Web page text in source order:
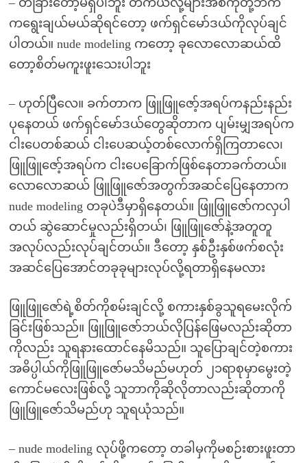
– တခြားတော့မရှိပါဘူး တကယ်လို့များအစ်ကိုတို့ဘက်
ကရွေးချယ်မယ်ဆိုရင်တော့ ဖက်ရှင်မော်ဒယ်ကိုလုပ်ချင်
ပါတယ်။ nude modeling ကတော့ ခုလောလောဆယ်ထိ
တော့စိတ်မကူးဖူးသေးပါဘူး
– ဟုတ်ပြီလေ။ ခက်တာက ဖြူဖြူဇော့်အရပ်ကနည်းနည်း
ပုနေတယ် ဖက်ရှင်မော်ဒယ်တွေဆိုတာက ပျမ်းမျှအရပ်က
ငါးပေတစ်ဆယ် ငါးပေဆယ့်တစ်လောက်ရှိကြတာလေ၊
ဖြူဖြူဇော့်အရပ်က ငါးပေခြောက်ဖြစ်နေတာခက်တယ်။
လောလောဆယ် ဖြူဖြူဇော်အတွက်အဆင်ပြေနေတာက
nude modeling တခုပဲဒီမှာရှိနေတယ်။ ဖြူဖြူဇော်ကလှပါ
တယ် ဆွဲဆောင်မှုလည်းရှိတယ်၊ ဖြူဖြူဇော်နဲ့အတူတူ
အလုပ်လည်းလုပ်ချင်တယ်။ ဒီတော့ နှစ်ဦးနှစ်ဖက်စလုံး
အဆင်ပြေအောင်တခုခုများလုပ်လို့ရတာရှိနေမလား
ဖြူဖြူဇော်ရဲ့စိတ်ကိုစမ်းချင်လို့ စကားနှစ်ခွသူရမေးလိုက်
ခြင်းဖြစ်သည်။ ဖြူဖြူဇော်ဘယ်လိုပြန်ဖြေမလည်းဆိုတာ
ကိုလည်း သူရနားထောင်နေမိသည်။ သူပြောချင်တဲ့စကား
အဓိပ္ပါယ်ကိုဖြူဖြူဇော်မသိမည်မဟုတ် ၂၁ရာစုမှာမွေးတဲ့
ကောင်မလေးဖြစ်လို့ သူဘာကိုဆိုလိုတာလည်းဆိုတာကို
ဖြူဖြူဇော်သိမည်ဟု သူရယုံသည်။
– nude modeling လုပ်ဖို့ကတော့ တခါမှကိုမစဉ်းစားဖူးတာ